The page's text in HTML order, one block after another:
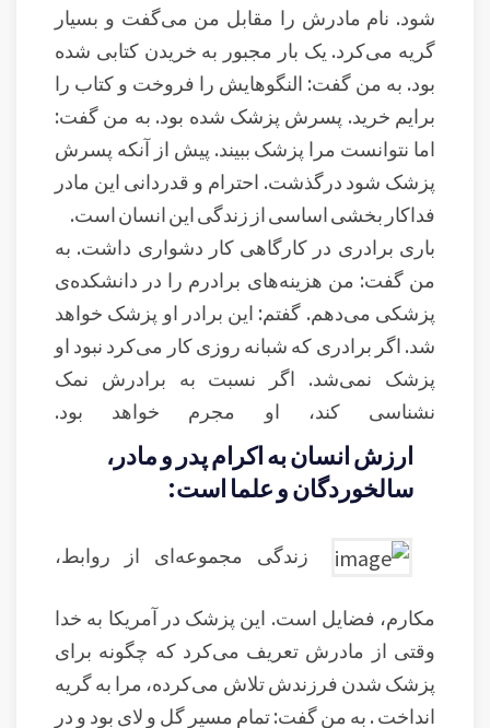
شود. نام مادرش را مقابل من می‌گفت و بسیار
گریه می‌کرد. یک بار مجبور به خریدن کتابی شده
بود. به من گفت: النگوهایش را فروخت و کتاب را
برایم خرید. پسرش پزشک شده بود. به من گفت:
اما نتوانست مرا پزشک ببیند. پیش از آنکه پسرش
پزشک شود درگذشت. احترام و قدردانی این مادر
فداکار بخشی اساسی از زندگی این انسان است.
باری برادری در کارگاهی کار دشواری داشت. به
من گفت: من هزینه‌های برادرم را در دانشکده‌ی
پزشکی می‌دهم. گفتم: این برادر او پزشک خواهد
شد. اگر برادری که شبانه روزی کار می‌کرد نبود او
پزشک نمی‌شد. اگر نسبت به برادرش نمک
نشناسی کند، او مجرم خواهد بود.
ارزش انسان به اکرام پدر و مادر،
سالخوردگان و علما است:
زندگی مجموعه‌ای از روابط،
مکارم، فضایل است. این پزشک در آمریکا به خدا
وقتی از مادرش تعریف می‌کرد که چگونه برای
پزشک شدن فرزندش تلاش می‌کرده، مرا به گریه
انداخت . به من گفت: تمام مسیر گل و لای بود و در